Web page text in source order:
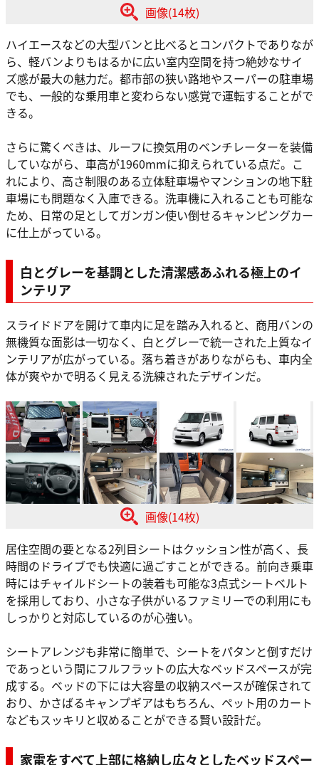
画像(14枚)
ハイエースなどの大型バンと比べるとコンパクトでありなが
ら、軽バンよりもはるかに広い室内空間を持つ絶妙なサイ
ズ感が最大の魅力だ。都市部の狭い路地やスーパーの駐車場
でも、一般的な乗用車と変わらない感覚で運転することがで
きる。
さらに驚くべきは、ルーフに換気用のベンチレーターを装備
していながら、車高が1960mmに抑えられている点だ。こ
れにより、高さ制限のある立体駐車場やマンションの地下駐
車場にも問題なく入庫できる。洗車機に入れることも可能な
ため、日常の足としてガンガン使い倒せるキャンピングカー
に仕上がっている。
白とグレーを基調とした清潔感あふれる極上のイ
ンテリア
スライドドアを開けて車内に足を踏み入れると、商用バンの
無機質な面影は一切なく、白とグレーで統一された上質なイ
ンテリアが広がっている。落ち着きがありながらも、車内全
体が爽やかで明るく見える洗練されたデザインだ。
画像(14枚)
居住空間の要となる2列目シートはクッション性が高く、長
時間のドライブでも快適に過ごすことができる。前向き乗車
時にはチャイルドシートの装着も可能な3点式シートベルト
を採用しており、小さな子供がいるファミリーでの利用にも
しっかりと対応しているのが心強い。
シートアレンジも非常に簡単で、シートをパタンと倒すだけ
であっという間にフルフラットの広大なベッドスペースが完
成する。ベッドの下には大容量の収納スペースが確保されて
おり、かさばるキャンプギアはもちろん、ペット用のカート
などもスッキリと収めることができる賢い設計だ。
家電をすべて上部に格納し広々としたベッドスペー